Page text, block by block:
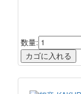
数量: